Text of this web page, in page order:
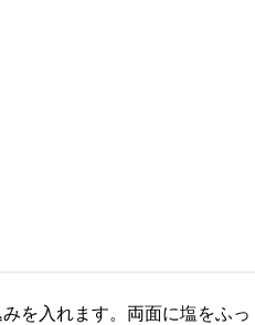
を入れます。両面に塩をふっ